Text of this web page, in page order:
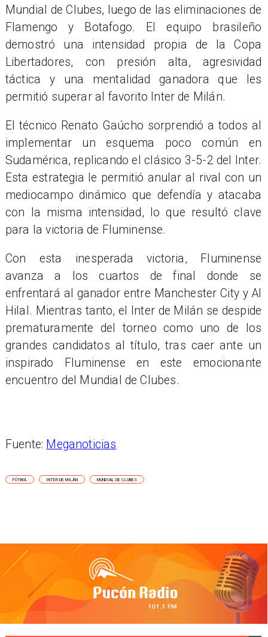
Mundial de Clubes, luego de las eliminaciones de
Flamengo y Botafogo. El equipo brasileño
demostró una intensidad propia de la Copa
Libertadores, con presión alta, agresividad
táctica y una mentalidad ganadora que les
permitió superar al favorito Inter de Milán.
El técnico Renato Gaúcho sorprendió a todos al
implementar un esquema poco común en
Sudamérica, replicando el clásico 3-5-2 del Inter.
Esta estrategia le permitió anular al rival con un
mediocampo dinámico que defendía y atacaba
con la misma intensidad, lo que resultó clave
para la victoria de Fluminense.
Con esta inesperada victoria, Fluminense
avanza a los cuartos de final donde se
enfrentará al ganador entre Manchester City y Al
Hilal. Mientras tanto, el Inter de Milán se despide
prematuramente del torneo como uno de los
grandes candidatos al título, tras caer ante un
inspirado Fluminense en este emocionante
encuentro del Mundial de Clubes.
Fuente: Meganoticias
FÚTBOL INTER DE MILÁN MUNDIAL DE CLUBES